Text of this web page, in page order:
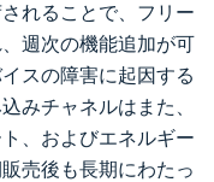
れることで、フリー
週次の機能追加が可
スの障害に起因する
みチャネルはまた、
、およびエネルギー
売後も長期にわたっ